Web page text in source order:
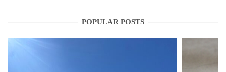
POPULAR POSTS